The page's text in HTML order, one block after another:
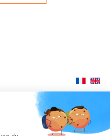
Group. Tout droits réservés.